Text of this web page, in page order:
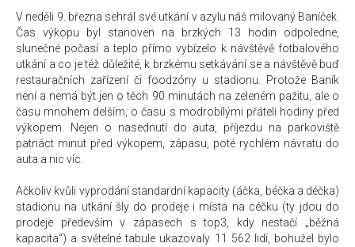
V neděli 9. března sehrál své utkání v azylu náš milovaný Baníček.
Čas výkopu byl stanoven na brzkých 13 hodin odpoledne,
slunečné počasí a teplo přímo vybízelo k návštěvě fotbalového
utkání a co je též důležité, k brzkému setkávání se a návštěvě buď
restauračních zařízení či foodzóny u stadionu. Protože Baník
není a nemá být jen o těch 90 minutách na zeleném pažitu, ale o
času mnohem delším, o času s modrobílými přáteli hodiny před
výkopem. Nejen o nasednutí do auta, příjezdu na parkoviště
patnáct minut před výkopem, zápasu, poté rychlém návratu do
auta a nic víc.
Ačkoliv kvůli vyprodání standardní kapacity (áčka, béčka a déčka)
stadionu na utkání šly do prodeje i místa na céčku (ty jdou do
prodeje především v zápasech s top3, kdy nestačí „běžná
kapacita“) a světelné tabule ukazovaly 11 562 lidí, bohužel bylo